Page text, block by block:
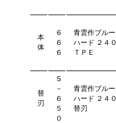
本
体
６
６
６
青雲作ブルー
ハード ２４０
ＴＰＥ
替
刃
Ｓ
－
６
５
０
青雲作ブルー
ハード ２４０
替刃